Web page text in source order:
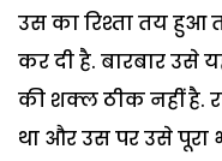
उस का रिश्ता तय हुआ
कर दी है. बारबार
की शक्ल ठीक नहीं है.
था और उस पर उसे